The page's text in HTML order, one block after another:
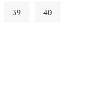
39 40